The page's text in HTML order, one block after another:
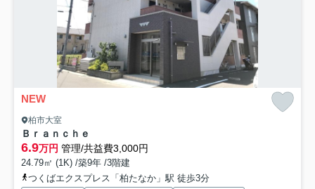
NEW
柏市大室
Ｂｒａｎｃｈｅ
6.9万円 管理/共益費3,000円
24.79㎡ (1K) /築9年 /3階建
つくばエクスプレス「柏たなか」駅 徒歩3分